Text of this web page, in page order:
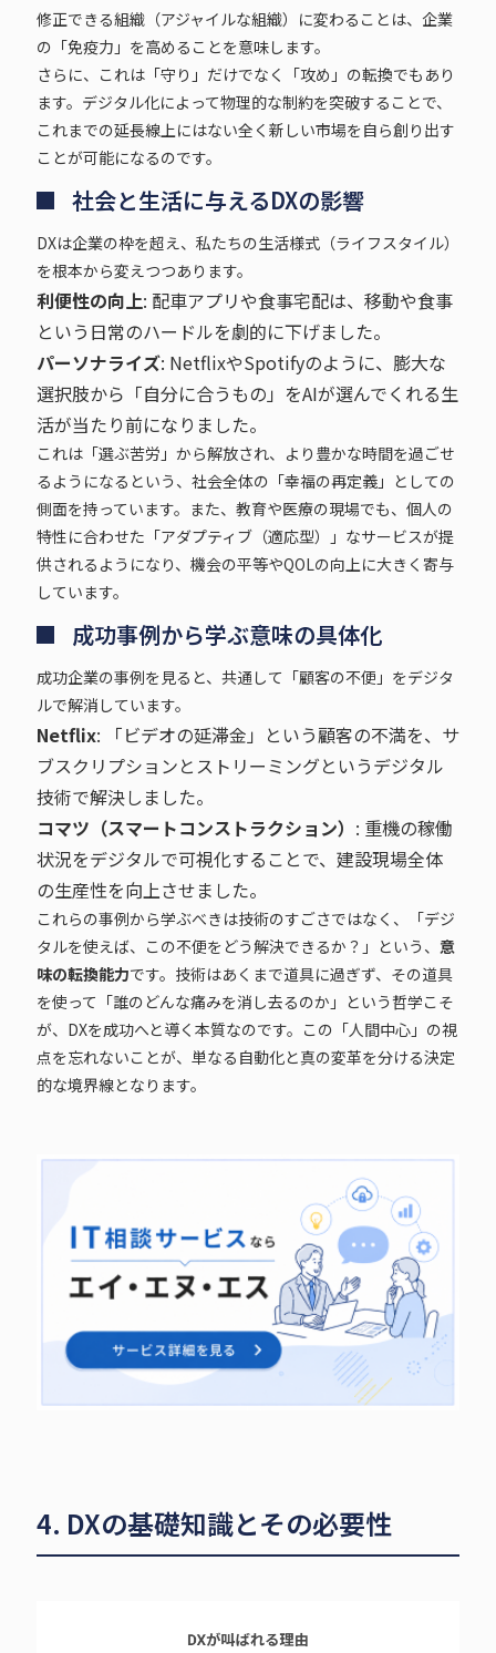
修正できる組織（アジャイルな組織）に変わることは、企業
の「免疫力」を高めることを意味します。
さらに、これは「守り」だけでなく「攻め」の転換でもあり
ます。デジタル化によって物理的な制約を突破することで、
これまでの延長線上にはない全く新しい市場を自ら創り出す
ことが可能になるのです。
社会と生活に与えるDXの影響
DXは企業の枠を超え、私たちの生活様式（ライフスタイル）
を根本から変えつつあります。
利便性の向上: 配車アプリや食事宅配は、移動や食事
という日常のハードルを劇的に下げました。
パーソナライズ: NetflixやSpotifyのように、膨大な
選択肢から「自分に合うもの」をAIが選んでくれる生
活が当たり前になりました。
これは「選ぶ苦労」から解放され、より豊かな時間を過ごせ
るようになるという、社会全体の「幸福の再定義」としての
側面を持っています。また、教育や医療の現場でも、個人の
特性に合わせた「アダプティブ（適応型）」なサービスが提
供されるようになり、機会の平等やQOLの向上に大きく寄与
しています。
成功事例から学ぶ意味の具体化
成功企業の事例を見ると、共通して「顧客の不便」をデジタ
ルで解消しています。
Netflix: 「ビデオの延滞金」という顧客の不満を、サ
ブスクリプションとストリーミングというデジタル
技術で解決しました。
コマツ（スマートコンストラクション） : 重機の稼働
状況をデジタルで可視化することで、建設現場全体
の生産性を向上させました。
これらの事例から学ぶべきは技術のすごさではなく、「デジ
タルを使えば、この不便をどう解決できるか？」という、 意
味の転換能力です。技術はあくまで道具に過ぎず、その道具
を使って「誰のどんな痛みを消し去るのか」という哲学こそ
が、DXを成功へと導く本質なのです。この「人間中心」の視
点を忘れないことが、単なる自動化と真の変革を分ける決定
的な境界線となります。
4. DXの基礎知識とその必要性